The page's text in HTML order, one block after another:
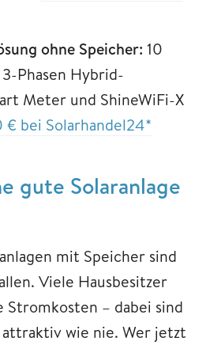
ohne Speicher: 10
Phasen Hybrid-
Meter und ShineWiFi-X
bei Solarhandel24*
gute Solaranlage
mit Speicher sind
Viele Hausbesitzer
Stromkosten – dabei sind
wie nie. Wer jetzt